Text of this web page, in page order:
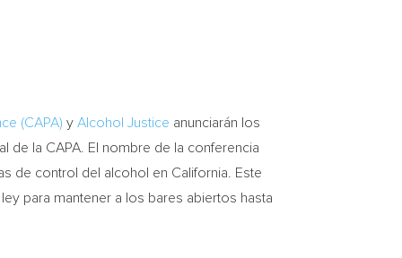
(CAPA) y Alcohol Justice anunciarán los
de la CAPA. El nombre de la conferencia
de control del alcohol en California . Este
para mantener a los bares abiertos hasta